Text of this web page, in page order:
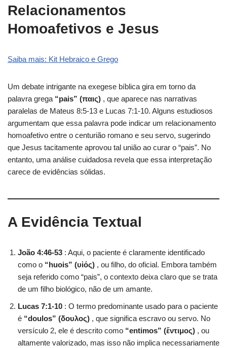
Relacionamentos
Homoafetivos e Jesus
Saiba mais: Kit Hebraico e Grego
Um debate intrigante na exegese bíblica gira em torno da
palavra grega “pais” (παις) , que aparece nas narrativas
paralelas de Mateus 8:5-13 e Lucas 7:1-10. Alguns estudiosos
argumentam que essa palavra pode indicar um relacionamento
homoafetivo entre o centurião romano e seu servo, sugerindo
que Jesus tacitamente aprovou tal união ao curar o “pais”. No
entanto, uma análise cuidadosa revela que essa interpretação
carece de evidências sólidas.
A Evidência Textual
João 4:46-53 : Aqui, o paciente é claramente identificado
como o “huois” (υἱός) , ou filho, do oficial. Embora também
seja referido como “pais”, o contexto deixa claro que se trata
de um filho biológico, não de um amante.
Lucas 7:1-10 : O termo predominante usado para o paciente
é “doulos” (δουλος) , que significa escravo ou servo. No
versículo 2, ele é descrito como “entimos” (ἔντιμος) , ou
altamente valorizado, mas isso não implica necessariamente